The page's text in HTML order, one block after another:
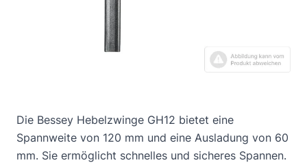
Die Bessey Hebelzwinge GH12 bietet eine
Spannweite von 120 mm und eine Ausladung von 60
mm. Sie ermöglicht schnelles und sicheres Spannen.